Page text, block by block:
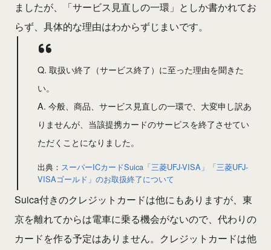
ましたが、「サービス見直しの一環」としか書かれてお
らず、具体的な理由はわからずじまいです。
Q. 取扱い終了（サービス終了）に至った理由を聞きた
い。
A. 今般、商品、サービス見直しの一環で、大変申し訳あ
りませんが、当該提携カードのサービスを終了させてい
ただくことになりました。
出典： スーパーICカードSuica「三菱UFJ-VISA」「三菱UFJ-
VISAゴールド」のお取扱終了について
Suica付きのクレジットカードは他にもありますが、東
京を離れてからは電車に乗る機会がないので、代わりの
カードを作る予定はありません。クレジットカードは他